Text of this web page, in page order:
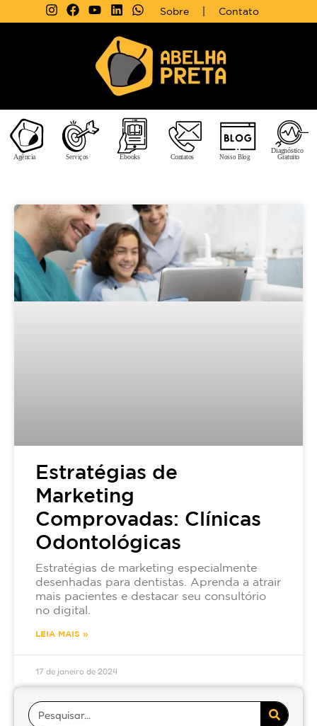
Sobre Contato
Estratégias de
Marketing
Comprovadas: Clínicas
Odontológicas
Estratégias de marketing especialmente
desenhadas para dentistas. Aprenda a atrair
mais pacientes e destacar seu consultório
no digital.
LEIA MAIS »
17 de janeiro de 2024